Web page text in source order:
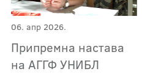
06. апр 2026.
Припремна настава
на АГГФ УНИБЛ